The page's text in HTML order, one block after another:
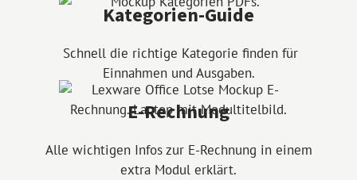
Kategorien-Guide
Schnell die richtige Kategorie finden für
Einnahmen und Ausgaben.
E-Rechnung
Alle wichtigen Infos zur E-Rechnung in einem
extra Modul erklärt.